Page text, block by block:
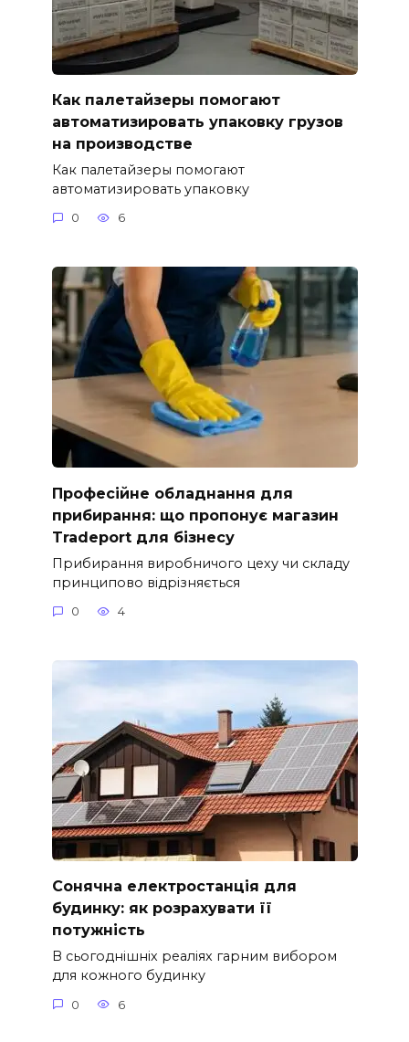
Как палетайзеры помогают
автоматизировать упаковку грузов
на производстве
Как палетайзеры помогают
автоматизировать упаковку
0 6
Професійне обладнання для
прибирання: що пропонує магазин
Tradeport для бізнесу
Прибирання виробничого цеху чи складу
принципово відрізняється
0 4
Сонячна електростанція для
будинку: як розрахувати її
потужність
В сьогоднішніх реаліях гарним вибором
для кожного будинку
0 6